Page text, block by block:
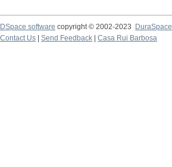
DSpace software copyright © 2002-2023
DuraSpace
Contact Us
Send Feedback Casa Rui Barbosa